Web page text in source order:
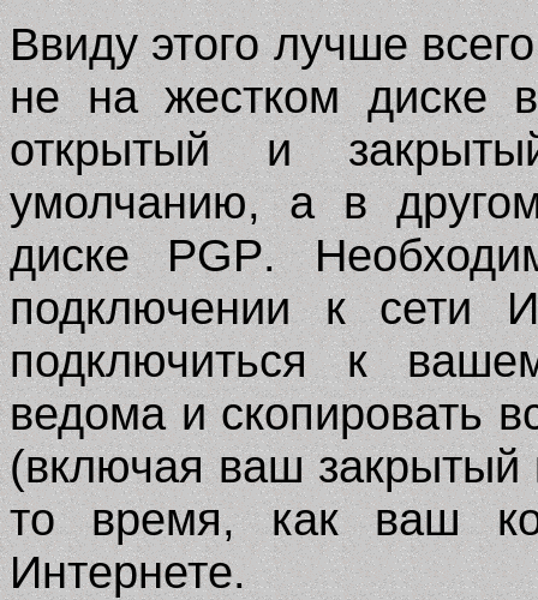
Ввиду этого лучше
не на жестком диске
открытый и
умолчанию, а в
дискеPGP.
подключении к сети
подключиться к
ведома и скопировать
(включая ваш
то время, как ваш
Интернете.